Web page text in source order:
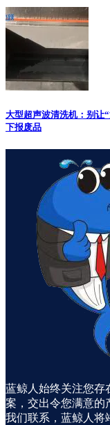
大型超声波清洗机：别
下报废品
蓝鲸人始终关注您存
案，交出令您满意的
我们联系，蓝鲸人将